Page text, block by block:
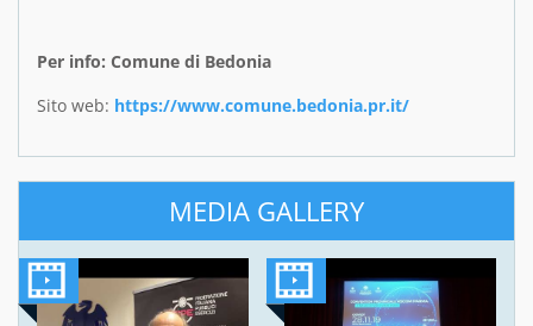
Per info: Comune di Bedonia
Sito web: https://www.comune.bedonia.pr.it/
MEDIA GALLERY